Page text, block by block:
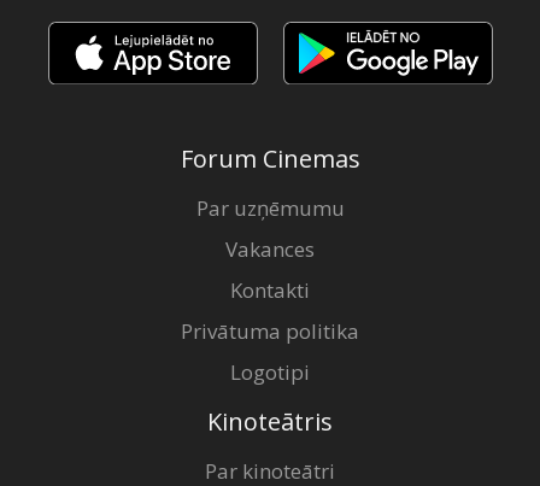
Forum Cinemas
Par uzņēmumu
Vakances
Kontakti
Privātuma politika
Logotipi
Kinoteātris
Par kinoteātri